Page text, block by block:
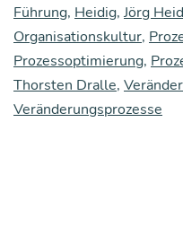
Führung, Heidig, Jörg
Organisationskultur,
Prozessoptimierung,
Thorsten Dralle,
Veränderungsprozesse